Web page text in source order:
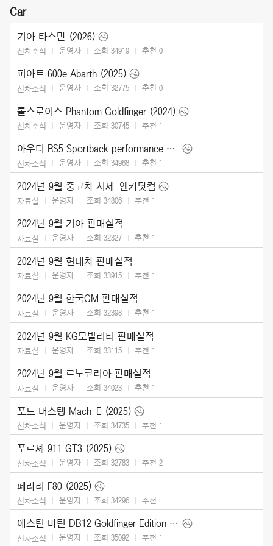
Car
기아 타스만 (2026)
신차소식 운영자 조회 34919 추천 0
피아트 600e Abarth (2025)
신차소식 운영자 조회 32775 추천 0
롤스로이스 Phantom Goldfinger (2024)
신차소식 운영자 조회 30745 추천 1
아우디 RS5 Sportback performance edition (2024)
신차소식 운영자 조회 34968 추천 1
2024년 9월 중고차 시세-엔카닷컴
자료실 운영자 조회 34806 추천 1
2024년 9월 기아 판매실적
자료실 운영자 조회 32327 추천 1
2024년 9월 현대차 판매실적
자료실 운영자 조회 33915 추천 1
2024년 9월 한국GM 판매실적
자료실 운영자 조회 32398 추천 1
2024년 9월 KG모빌리티 판매실적
자료실 운영자 조회 33115 추천 1
2024년 9월 르노코리아 판매실적
자료실 운영자 조회 34023 추천 1
포드 머스탱 Mach-E (2025)
신차소식 운영자 조회 34735 추천 1
포르셰 911 GT3 (2025)
신차소식 운영자 조회 32783 추천 2
페라리 F80 (2025)
신차소식 운영자 조회 34296 추천 1
애스턴 마틴 DB12 Goldfinger Edition (2025)
신차소식 운영자 조회 35092 추천 1